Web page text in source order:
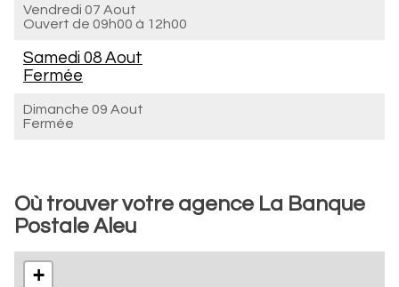
Vendredi 07 Aout
Ouvert de 09h00 à 12h00
Samedi 08 Aout
Fermée
Dimanche 09 Aout
Fermée
Où trouver votre agence La Banque
Postale Aleu
+